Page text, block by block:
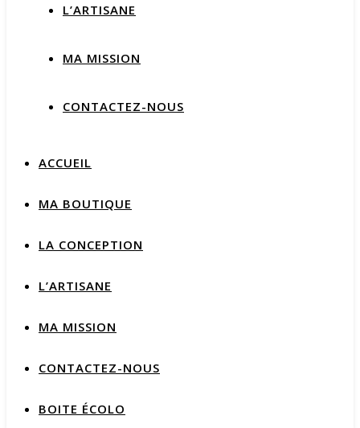
L’ARTISANE
MA MISSION
CONTACTEZ-NOUS
ACCUEIL
MA BOUTIQUE
LA CONCEPTION
L’ARTISANE
MA MISSION
CONTACTEZ-NOUS
BOITE ÉCOLO